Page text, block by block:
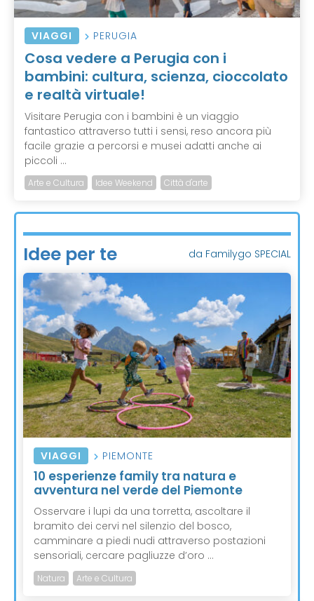
VIAGGI PERUGIA
Cosa vedere a Perugia con i
bambini: cultura, scienza, cioccolato
e realtà virtuale!
Visitare Perugia con i bambini è un viaggio
fantastico attraverso tutti i sensi, reso ancora più
facile grazie a percorsi e musei adatti anche ai
piccoli ...
Arte e Cultura Idee Weekend Città d'arte
Idee per te da Familygo SPECIAL
VIAGGI PIEMONTE
10 esperienze family tra natura e
avventura nel verde del Piemonte
Osservare i lupi da una torretta, ascoltare il
bramito dei cervi nel silenzio del bosco,
camminare a piedi nudi attraverso postazioni
sensoriali, cercare pagliuzze d’oro ...
Natura Arte e Cultura